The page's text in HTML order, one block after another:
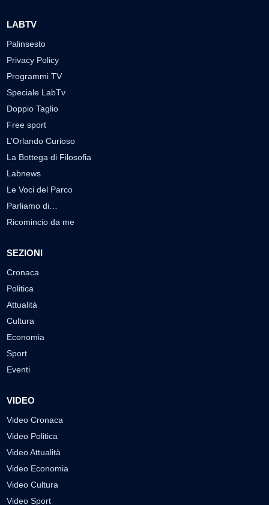
LABTV
Palinsesto
Privacy Policy
Programmi TV
Speciale LabTv
Doppio Taglio
Free sport
L’Orlando Curioso
La Bottega di Filosofia
Labnews
Le Voci del Parco
Parliamo di…
Ricomincio da me
SEZIONI
Cronaca
Politica
Attualità
Cultura
Economia
Sport
Eventi
VIDEO
Video Cronaca
Video Politica
Video Attualità
Video Economia
Video Cultura
Video Sport